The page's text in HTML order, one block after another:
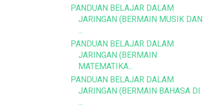
PANDUAN BELAJAR DALAM
JARINGAN (BERMAIN MUSIK DAN
...
PANDUAN BELAJAR DALAM
JARINGAN (BERMAIN
MATEMATIKA...
PANDUAN BELAJAR DALAM
JARINGAN (BERMAIN BAHASA DI
...